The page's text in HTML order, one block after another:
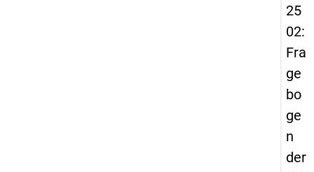
25
02:
Fra
ge
bo
ge
n
der